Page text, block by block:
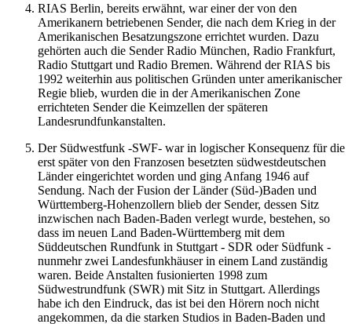
RIAS Berlin, bereits erwähnt, war einer der von den
Amerikanern betriebenen Sender, die nach dem Krieg in der
Amerikanischen Besatzungszone errichtet wurden. Dazu
gehörten auch die Sender Radio München, Radio Frankfurt,
Radio Stuttgart und Radio Bremen. Während der RIAS bis
1992 weiterhin aus politischen Gründen unter amerikanischer
Regie blieb, wurden die in der Amerikanischen Zone
errichteten Sender die Keimzellen der späteren
Landesrundfunkanstalten.
Der Südwestfunk -SWF- war in logischer Konsequenz für die
erst später von den Franzosen besetzten südwestdeutschen
Länder eingerichtet worden und ging Anfang 1946 auf
Sendung. Nach der Fusion der Länder (Süd-)Baden und
Württemberg-Hohenzollern blieb der Sender, dessen Sitz
inzwischen nach Baden-Baden verlegt wurde, bestehen, so
dass im neuen Land Baden-Württemberg mit dem
Süddeutschen Rundfunk in Stuttgart - SDR oder Südfunk -
nunmehr zwei Landesfunkhäuser in einem Land zuständig
waren. Beide Anstalten fusionierten 1998 zum
Südwestrundfunk (SWR) mit Sitz in Stuttgart. Allerdings
habe ich den Eindruck, das ist bei den Hörern noch nicht
angekommen, da die starken Studios in Baden-Baden und